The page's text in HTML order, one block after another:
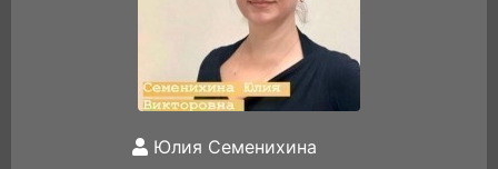
Юлия Семенихина